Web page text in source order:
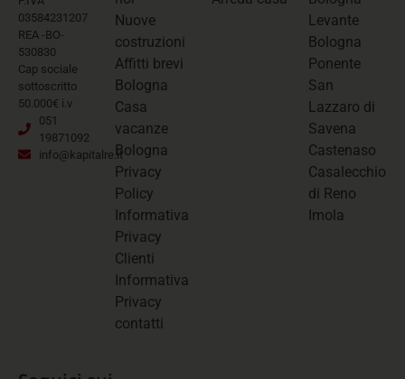
03584231207
REA -BO-
530830
Cap sociale
sottoscritto
50.000€ i.v
051
19871092
info@kapitalre.it
Nuove
costruzioni
Affitti brevi
Bologna
Casa
vacanze
Bologna
Privacy
Policy
Informativa
Privacy
Clienti
Informativa
Privacy
contatti
Levante
Bologna
Ponente
San
Lazzaro di
Savena
Castenaso
Casalecchio
di Reno
Imola